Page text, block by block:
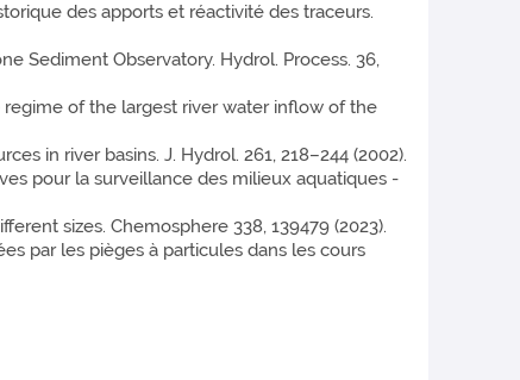
des apports et réactivité des traceurs.
Sediment Observatory. Hydrol. Process. 36,
of the largest river water inflow of the
in river basins. J. Hydrol. 261, 218–244 (2002).
pour la surveillance des milieux aquatiques -
sizes. Chemosphere 338, 139479 (2023).
par les pièges à particules dans les cours